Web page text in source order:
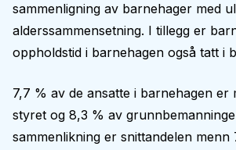
sammenligning av barnehager med
alderssammensetning. I tillegg er
oppholdstid i barnehagen også tatt i
7,7 % av de ansatte i barnehagen er
styret og 8,3 % av
sammenlikning er snittandelen menn